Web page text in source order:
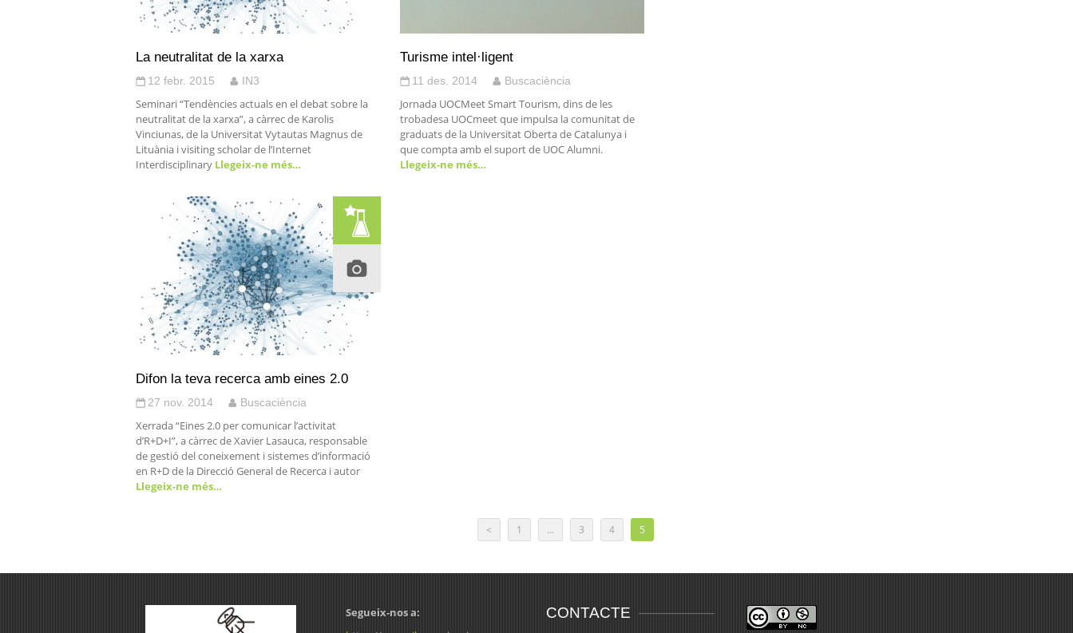
La neutralitat de la xarxa
12 febr. 2015 IN3
Seminari “Tendències actuals en el debat sobre la
neutralitat de la xarxa”, a càrrec de Karolis
Vinciunas, de la Universitat Vytautas Magnus de
Lituània i visiting scholar de l’Internet
Interdisciplinary Llegeix-ne més…
Turisme intel·ligent
11 des. 2014 Buscaciència
Jornada UOCMeet Smart Tourism, dins de les
trobadesa UOCmeet que impulsa la comunitat de
graduats de la Universitat Oberta de Catalunya i
que compta amb el suport de UOC Alumni.
Llegeix-ne més…
Difon la teva recerca amb eines 2.0
27 nov. 2014 Buscaciència
Xerrada “Eines 2.0 per comunicar l’activitat
d’R+D+I”, a càrrec de Xavier Lasauca, responsable
de gestió del coneixement i sistemes d’informació
en R+D de la Direcció General de Recerca i autor
Llegeix-ne més…
< 1 … 3 4 5
Segueix-nos a:
CONTACTE